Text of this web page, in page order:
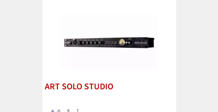
ART SOLO STUDIO